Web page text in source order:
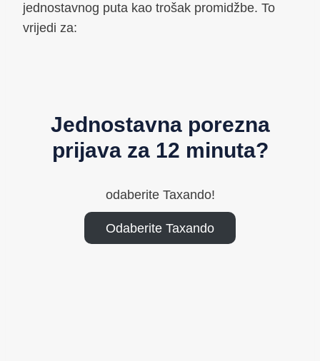
jednostavnog puta kao trošak promidžbe. To
vrijedi za:
Jednostavna porezna
prijava za 12 minuta?
odaberite Taxando!
Odaberite Taxando